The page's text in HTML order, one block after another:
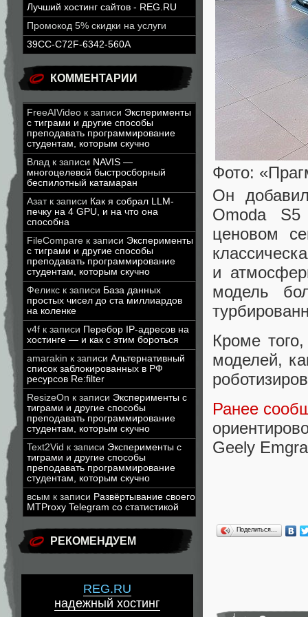
Лучший хостинг сайтов - REG.RU
Промокод 5% скидки на услуги
39CC-C72F-6342-560A
КОММЕНТАРИИ
FreeAIVideo к записи Эксперименты
с тиграми и другие способы
преподавать программирование
студентам, которым скучно
Влад к записи NAVIS —
многоцелевой быстросборный
беспилотный катамаран
Азатк записи Как я собрал LLM-
печку на 4 GPU, и на что она
способна
FileCompare к записи Эксперименты
с тиграми и другие способы
преподавать программирование
студентам, которым скучно
Феликс к записи База данных
простых чисел до ста миллиардов
на коленке
v4f к записи Перебор IP-адресов на
хостинге — и как с этим бороться
amarakin к записи Альтернативный
список заблокированных в РФ
ресурсов Re:filter
ResizeOn к записи Эксперименты с
тиграми и другие способы
преподавать программирование
студентам, которым скучно
Text2Vid к записи Эксперименты с
тиграми и другие способы
преподавать программирование
студентам, которым скучно
всым к записи Развёртывание своего
MTProxy Telegram со статистикой
РЕКОМЕНДУЕМ
REG.RU
надежный хостинг
Фото:
Он
Omoda
ценовом
и
модель
Кроме
моделей,
Ранее
Geely
Поделиться…